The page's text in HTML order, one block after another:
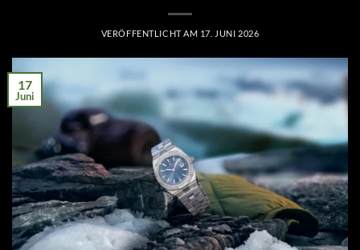
VERÖFFENTLICHT AM 17. JUNI 2026
17
Juni